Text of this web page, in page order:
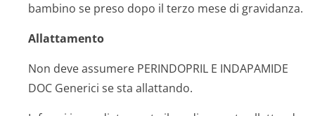
bambino se preso dopo il terzo mese di gravidanza.
Allattamento
Non deve assumere PERINDOPRIL E INDAPAMIDE
DOC Generici se sta allattando.